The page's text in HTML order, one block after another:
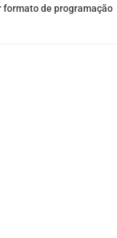
formato de programação